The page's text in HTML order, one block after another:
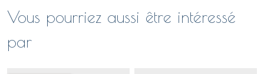
Vous pourriez aussi être intéressé
par